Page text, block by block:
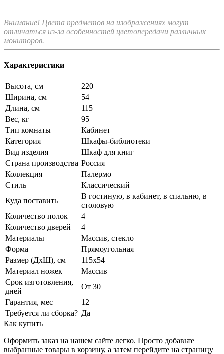
Внимание! Цвета предметов на изображениях могут
отличаться из-за особенностей цветопередачи различных
мониторов.
Характеристики
Высота, см
220
Ширина, см
54
Длина, см
115
Вес, кг
95
Тип комнаты
Кабинет
Категория
Шкафы-библиотеки
Вид изделия
Шкаф для книг
Страна производства Россия
Коллекция
Палермо
Стиль
Классический
Куда поставить
В гостиную, в кабинет, в спальню, в
столовую
Количество полок
4
Количество дверей
4
Материалы
Массив, стекло
Форма
Прямоугольная
Размер (ДхШ), см
115х54
Материал ножек
Массив
Срок изготовления,
дней
От 30
Гарантия, мес
12
Требуется ли сборка? Да
Как купить
Оформить заказ на нашем сайте легко. Просто добавьте
выбранные товары в корзину, а затем перейдите на страницу